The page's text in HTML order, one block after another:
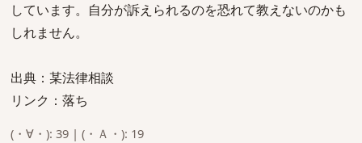
しています。自分が訴えられるのを恐れて教えないのかも
しれません。
出典：某法律相談
リンク：落ち
(・∀・): 39 | (・Ａ・): 19